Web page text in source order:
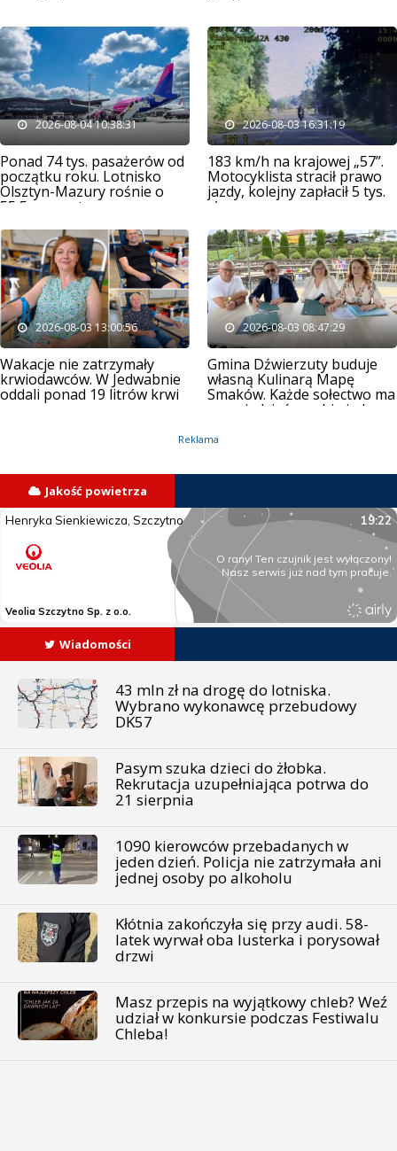
brutto
2026-08-04 10:38:31
Ponad 74 tys. pasażerów od
początku roku. Lotnisko
Olsztyn-Mazury rośnie o
55,5 procent
2026-08-03 16:31:19
183 km/h na krajowej „57”.
Motocyklista stracił prawo
jazdy, kolejny zapłacił 5 tys.
zł
2026-08-03 13:00:56
Wakacje nie zatrzymały
krwiodawców. W Jedwabnie
oddali ponad 19 litrów krwi
2026-08-03 08:47:29
Gmina Dźwierzuty buduje
własną Kulinarą Mapę
Smaków. Każde sołectwo ma
opowiedzieć o sobie jednym
Reklama
Jakość powietrza
Wiadomości
43 mln zł na drogę do lotniska.
Wybrano wykonawcę przebudowy
DK57
Pasym szuka dzieci do żłobka.
Rekrutacja uzupełniająca potrwa do
21 sierpnia
1090 kierowców przebadanych w
jeden dzień. Policja nie zatrzymała ani
jednej osoby po alkoholu
Kłótnia zakończyła się przy audi. 58-
latek wyrwał oba lusterka i porysował
drzwi
Masz przepis na wyjątkowy chleb? Weź
udział w konkursie podczas Festiwalu
Chleba!